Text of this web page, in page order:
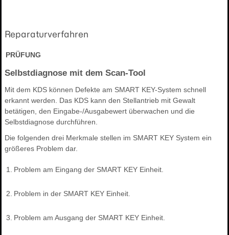
Reparaturverfahren
PRÜFUNG
Selbstdiagnose mit dem Scan-Tool
Mit dem KDS können Defekte am SMART KEY-System schnell
erkannt werden. Das KDS kann den Stellantrieb mit Gewalt
betätigen, den Eingabe-/Ausgabewert überwachen und die
Selbstdiagnose durchführen.
Die folgenden drei Merkmale stellen im SMART KEY System ein
größeres Problem dar.
1. Problem am Eingang der SMART KEY Einheit.
2. Problem in der SMART KEY Einheit.
3. Problem am Ausgang der SMART KEY Einheit.